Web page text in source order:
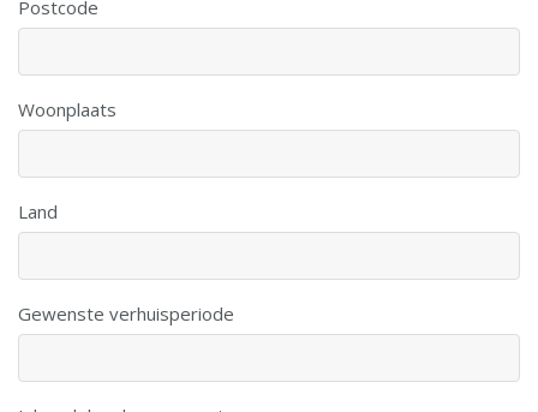
Postcode
Woonplaats
Land
Gewenste verhuisperiode